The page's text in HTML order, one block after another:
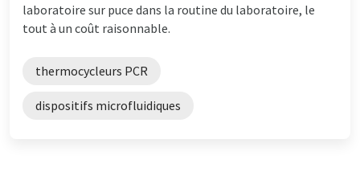
laboratoire sur puce dans la routine du laboratoire, le
tout à un coût raisonnable.
thermocycleurs PCR
dispositifs microfluidiques